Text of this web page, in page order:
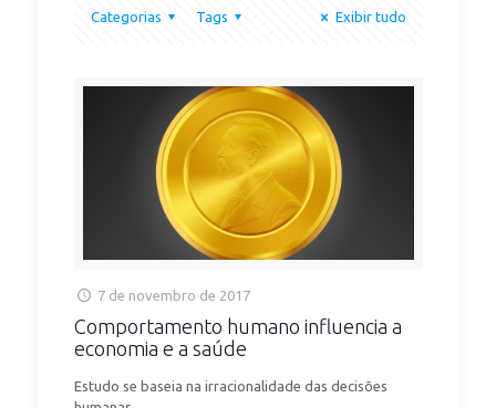
Categorias Tags Exibir tudo
7 de novembro de 2017
Comportamento humano influencia a
economia e a saúde
Estudo se baseia na irracionalidade das decisões